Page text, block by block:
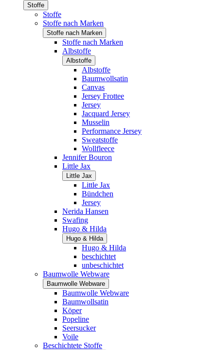
Stoffe
Stoffe
Stoffe nach Marken
Stoffe nach Marken
Stoffe nach Marken
Albstoffe
Albstoffe
Albstoffe
Baumwollsatin
Canvas
Jersey Frottee
Jersey
Jacquard Jersey
Musselin
Performance Jersey
Sweatstoffe
Wollfleece
Jennifer Bouron
Little Jax
Little Jax
Little Jax
Bündchen
Jersey
Nerida Hansen
Swafing
Hugo & Hilda
Hugo & Hilda
Hugo & Hilda
beschichtet
unbeschichtet
Baumwolle Webware
Baumwolle Webware
Baumwolle Webware
Baumwollsatin
Köper
Popeline
Seersucker
Voile
Beschichtete Stoffe